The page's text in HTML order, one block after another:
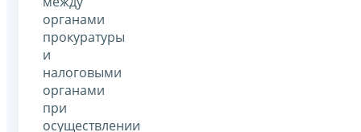
органами
прокуратуры
и
налоговыми
органами
при
осуществлении